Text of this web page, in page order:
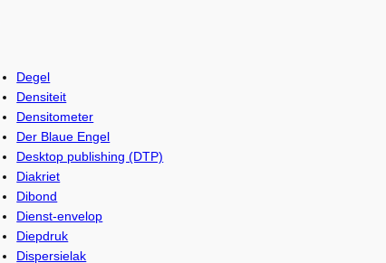
Degel
Densiteit
Densitometer
Der Blaue Engel
Desktop publishing (DTP)
Diakriet
Dibond
Dienst-envelop
Diepdruk
Dispersielak